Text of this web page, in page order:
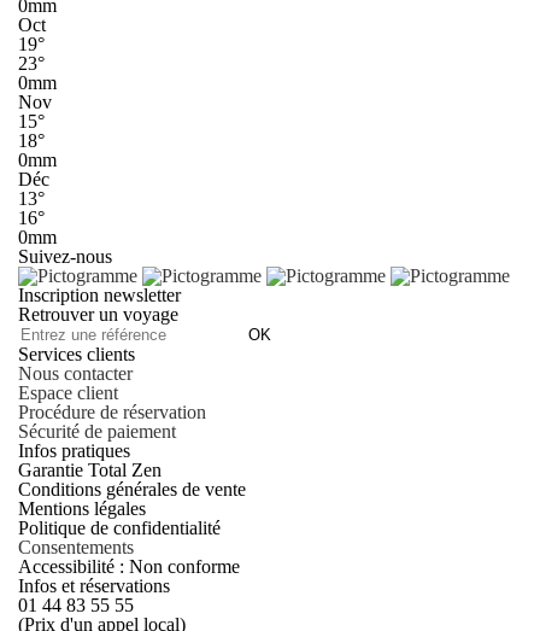
0mm
Oct
19°
23°
0mm
Nov
15°
18°
0mm
Déc
13°
16°
0mm
Suivez-nous
Inscription newsletter
Retrouver un voyage
OK
Services clients
Nous contacter
Espace client
Procédure de réservation
Sécurité de paiement
Infos pratiques
Garantie Total Zen
Conditions générales de vente
Mentions légales
Politique de confidentialité
Consentements
Accessibilité : Non conforme
Infos et réservations
01 44 83 55 55
(Prix d'un appel local)